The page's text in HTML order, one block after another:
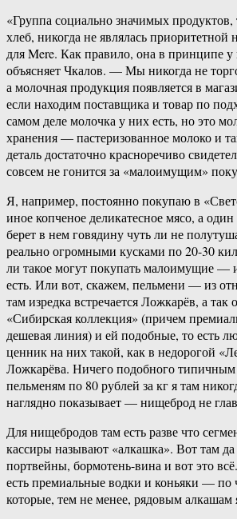
«Группа социально значимых продуктов,
хлеб, никогда не являлась
для Mere. Как правило, она в принципе у
объясняет Чкалов. — Мы никогда не
а молочная продукция появляется в
если находим поставщика и товар по
самом деле молочка у них есть, но это
хранения — пастеризованное молоко и
деталь достаточно красноречиво
совсем не гонится за «малоимущим»
Я, например, постоянно покупаю в
иное копченое деликатесное мясо, а
берет в нем говядину чуть ли не
реально огромными кусками по 20-30
ли такое могут покупать малоимущие —
есть. Или вот, скажем, пельмени — из
там изредка встречается Ложкарёв, а
«Сибирская коллекция» (причем
дешевая линия) и ей подобные, то есть
ценник на них такой, как в недорогой
Ложкарёва. Ничего подобного
пельменям по 80 рублей за кг я там
наглядно показывает — нищеброд не
Для нищебродов там есть разве что
кассиры называют «алкашка». Вот там
портвейны, бормотень-вина и вот это
есть премиальные водки и коньяки — по
которые, тем не менее, рядовым алкашам